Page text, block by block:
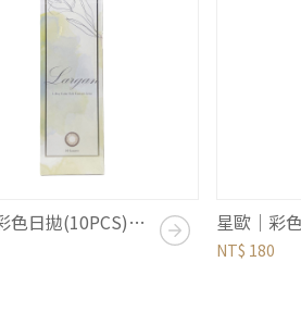
星歐｜彩色日拋(10PCS)｜香氛系列｜小蒼蘭棕
NT$ 180